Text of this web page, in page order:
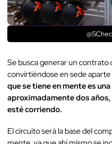
Se busca generar un contrato
convirtiéndose en sede aparte
que se tiene en mente es
aproximadamente dos
esté corriendo.
El circuito será la base del